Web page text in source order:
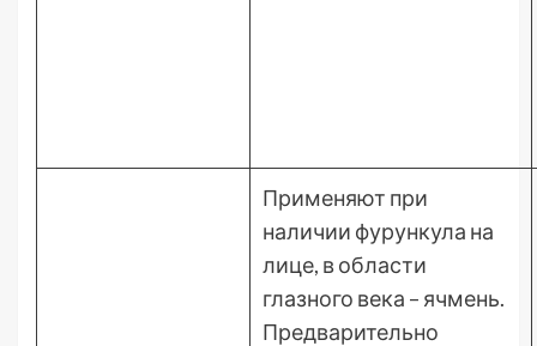
Применяют при
наличии фурункула на
лице, в области
глазного века – ячмень.
Предварительно